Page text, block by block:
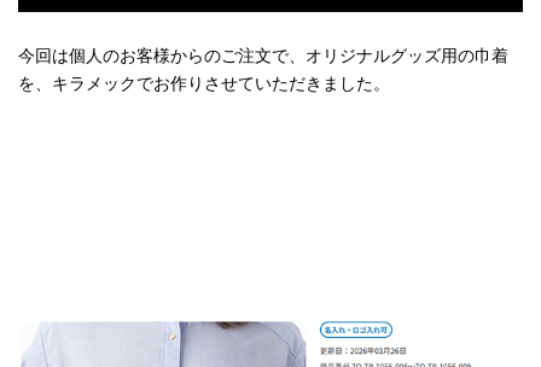
今回は個人のお客様からのご注文で、オリジナルグッズ用の巾着
を、キラメックでお作りさせていただきました。